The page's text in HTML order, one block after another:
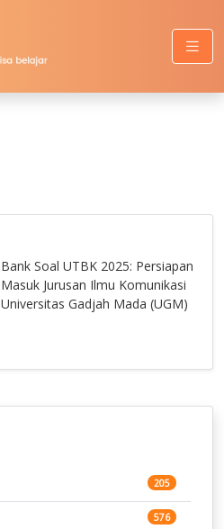
Bank Soal UTBK 2025: Persiapan
Masuk Jurusan Ilmu Komunikasi
Universitas Gadjah Mada (UGM)
205
576